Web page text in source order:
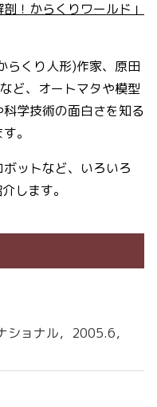
！からくりワールド」
らくり人形)作家、原田
ど、オートマタや模型
学技術の面白さを知る
。
ットなど、いろいろ
します。
ョナル，2005.6，